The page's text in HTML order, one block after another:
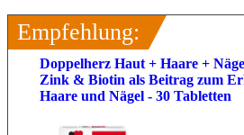
Empfehlung:
Doppelherz Haut + Haare +
Zink & Biotin als Beitrag zum
Haare und Nägel - 30 Tabletten